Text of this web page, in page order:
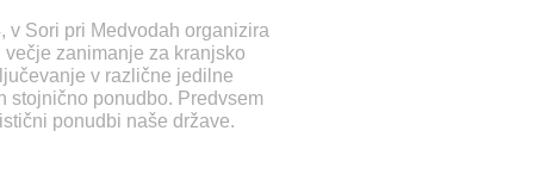
v Sori pri Medvodah organizira
zanimanje za kranjsko
v različne jedilne
stojnično ponudbo. Predvsem
ponudbi naše države.